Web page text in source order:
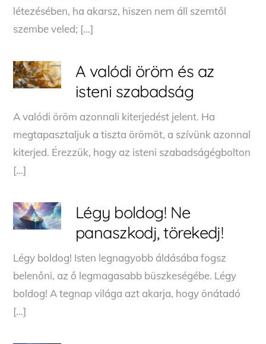
létezésében, ha akarsz, hiszen nem áll szemtől
szembe veled; […]
A valódi öröm és az
isteni szabadság
A valódi öröm azonnali kiterjedést jelent. Ha
megtapasztaljuk a tiszta örömöt, a szívünk azonnal
kiterjed. Érezzük, hogy az isteni szabadságégbolton
[…]
Légy boldog! Ne
panaszkodj, törekedj!
Légy boldog! Isten legnagyobb áldásába fogsz
belenőni, az ő legmagasabb büszkeségébe. Légy
boldog! A tegnap világa azt akarja, hogy önátadó
[…]